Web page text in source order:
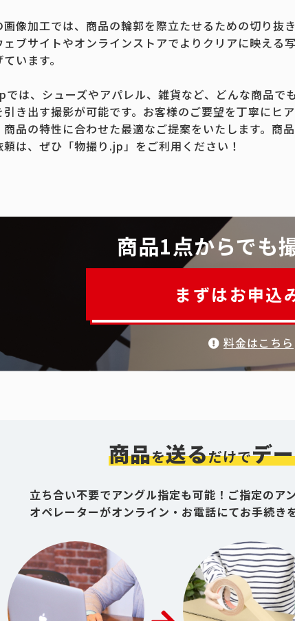
画像加工では、商品の輪郭を際立たせるための切り抜
ェブサイトやオンラインストアでよりクリアに映える
います。
では、シューズやアパレル、雑貨など、どんな商品で
き出す撮影が可能です。お客様のご要望を丁寧にヒ
商品の特性に合わせた最適なご提案をいたします。商
は、ぜひ「物撮り.jp」をご利用ください！
商品1点からでも
まずはお申込
料金はこちら
商品を送るだけでデ
立ち合い不要でアングル指定も可能！ご指定のア
オペレーターがオンライン・お電話にてお手続き